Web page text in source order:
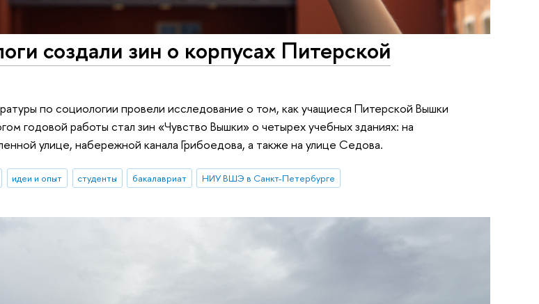
создали зин о корпусах Питерской
по социологии провели исследование о том, как учащиеся Питерской Вышки
годовой работы стал зин «Чувство Вышки» о четырех учебных зданиях: на
улице, набережной канала Грибоедова, а также на улице Седова.
идеи и опыт студенты бакалавриат НИУ ВШЭ в Санкт-Петербурге